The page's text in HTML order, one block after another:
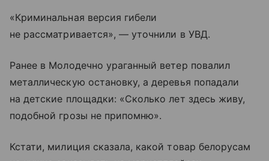
«Криминальная версия гибели
не рассматривается», — уточнили в УВД.
Ранее в Молодечно ураганный ветер повалил
металлическую остановку, а деревья попадали
на детские площадки: «Сколько лет здесь живу,
подобной грозы не припомню».
Кстати, милиция сказала, какой товар белорусам